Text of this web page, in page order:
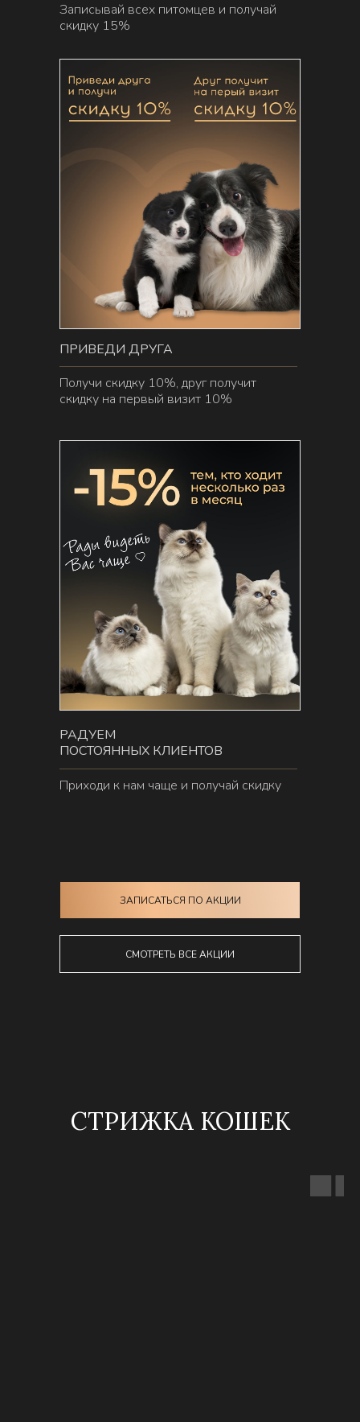
РАДУЕМ
ПОСТОЯННЫХ КЛИЕНТОВ
Приходи к нам чаще и получай скидку
ПРИВЕДИ ДРУГА
Записывай всех питомцев и получай
скидку 15%
Получи скидку 10%, друг получит
скидку на первый визит 10%
ЗАПИСАТЬСЯ ПО АКЦИИ
СМОТРЕТЬ ВСЕ АКЦИИ
СТРИЖКА КОШЕК